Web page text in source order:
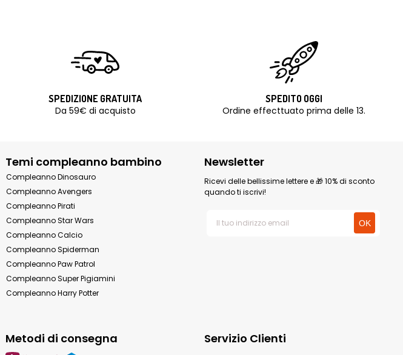
SPEDIZIONE GRATUITA
Da 59€ di acquisto
SPEDITO OGGI
Ordine effecttuato prima delle 13.
Temi compleanno bambino
Compleanno Dinosauro
Compleanno Avengers
Compleanno Pirati
Compleanno Star Wars
Compleanno Calcio
Compleanno Spiderman
Compleanno Paw Patrol
Compleanno Super Pigiamini
Compleanno Harry Potter
Newsletter
Ricevi delle bellissime lettere e 🎁 10% di sconto
quando ti iscrivi!
Metodi di consegna Servizio Clienti